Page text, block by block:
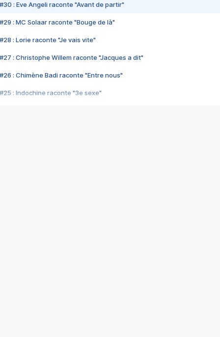
#30 : Eve Angeli raconte "Avant de partir"
#29 : MC Solaar raconte "Bouge de là"
#28 : Lorie raconte "Je vais vite"
#27 : Christophe Willem raconte "Jacques a dit"
#26 : Chimène Badi raconte "Entre nous"
#25 : Indochine raconte "3e sexe"